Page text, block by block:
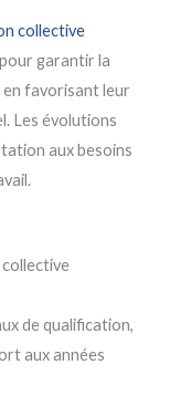
collective
garantir la
favorisant leur
Les évolutions
aux besoins
de qualification,
aux années